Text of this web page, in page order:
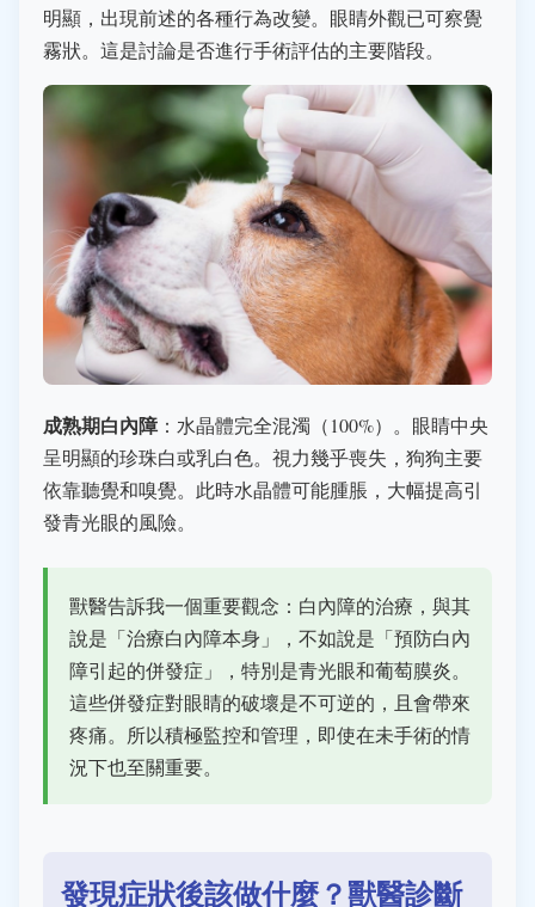
明顯，出現前述的各種行為改變。眼睛外觀已可察覺
霧狀。這是討論是否進行手術評估的主要階段。
成熟期白內障 ：水晶體完全混濁（100%）。眼睛中央
呈明顯的珍珠白或乳白色。視力幾乎喪失，狗狗主要
依靠聽覺和嗅覺。此時水晶體可能腫脹，大幅提高引
發青光眼的風險。
獸醫告訴我一個重要觀念：白內障的治療，與其
說是「治療白內障本身」，不如說是「預防白內
障引起的併發症」，特別是青光眼和葡萄膜炎。
這些併發症對眼睛的破壞是不可逆的，且會帶來
疼痛。所以積極監控和管理，即使在未手術的情
況下也至關重要。
發現症狀後該做什麼？獸醫診斷